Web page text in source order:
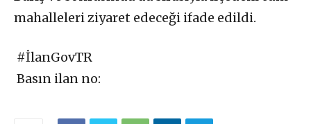
mahalleleri ziyaret edeceği ifade edildi.
#İlanGovTR
Basın ilan no: